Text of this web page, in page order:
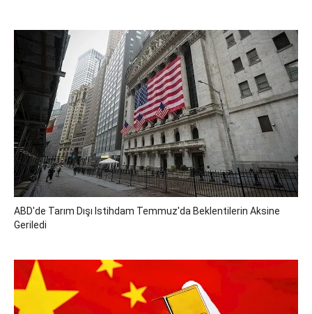
ABD'de Tarım Dışı Istihdam Temmuz'da Beklentilerin Aksine
Geriledi